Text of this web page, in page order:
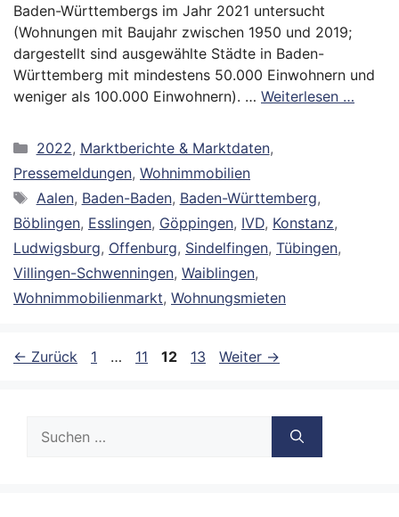
Baden-Württembergs im Jahr 2021 untersucht
(Wohnungen mit Baujahr zwischen 1950 und 2019;
dargestellt sind ausgewählte Städte in Baden-
Württemberg mit mindestens 50.000 Einwohnern und
weniger als 100.000 Einwohnern). … Weiterlesen …
Kategorien
2022, Marktberichte & Marktdaten,
Pressemeldungen, Wohnimmobilien
Schlagwörter
Aalen, Baden-Baden, Baden-Württemberg,
Böblingen, Esslingen, Göppingen, IVD, Konstanz,
Ludwigsburg, Offenburg, Sindelfingen, Tübingen,
Villingen-Schwenningen, Waiblingen,
Wohnimmobilienmarkt, Wohnungsmieten
← Zurück Seite
1 … Seite
11 Seite
12 Seite
13 Weiter →
nach: